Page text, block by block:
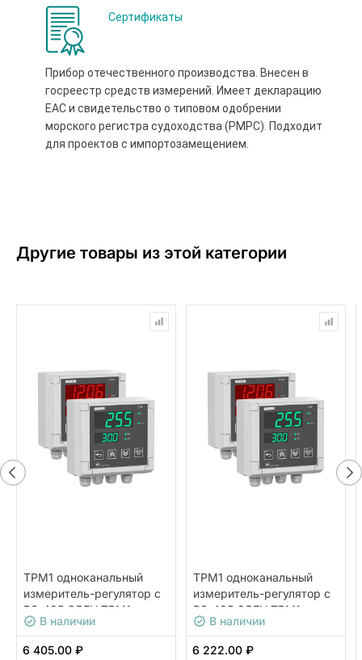
Сертификаты
Прибор отечественного производства. Внесен в
госреестр средств измерений. Имеет декларацию
ЕАС и свидетельство о типовом одобрении
морского регистра судоходства (РМРС). Подходит
для проектов с импортозамещением.
Другие товары из этой категории
ТРМ1 одноканальный
измеритель-регулятор с
RS-485 ОВЕН ТРМ1-
Д.У3.К.RS
В наличии
6 405.00 ₽
ТРМ1 одноканальный
измеритель-регулятор с
RS-485 ОВЕН ТРМ1-
Д.У2.У
В наличии
6 222.00 ₽